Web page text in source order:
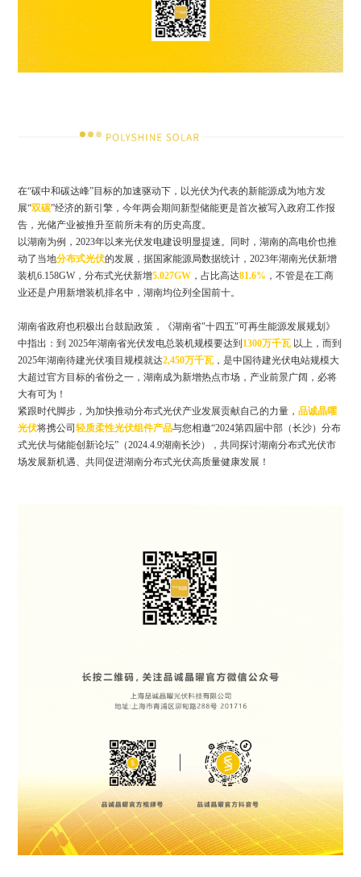
在“碳中和碳达峰”目标的加速驱动下，以光伏为代表的新能源成为地方发
展“双碳”经济的新引擎，今年两会期间新型储能更是首次被写入政府工作报
告，光储产业被推升至前所未有的历史高度。
以湖南为例，2023年以来光伏发电建设明显提速。同时，湖南的高电价也推
动了当地分布式光伏的发展，据国家能源局数据统计，2023年湖南光伏新增
装机6.158GW，分布式光伏新增5.027GW ，占比高达81.6% ，不管是在工商
业还是户用新增装机排名中，湖南均位列全国前十。
湖南省政府也积极出台鼓励政策，《湖南省"十四五"可再生能源发展规划》
中指出：到 2025年湖南省光伏发电总装机规模要达到1300万千瓦以上，而到
2025年湖南待建光伏项目规模就达2,450万千瓦，是中国待建光伏电站规模大
大超过官方目标的省份之一，湖南成为新增热点市场，产业前景广阔，必将
大有可为！
紧跟时代脚步，为加快推动分布式光伏产业发展贡献自己的力量，品诚晶曜
光伏将携公司轻质柔性光伏组件产品与您相邀“2024第四届中部（长沙）分布
式光伏与储能创新论坛”（2024.4.9湖南长沙），共同探讨湖南分布式光伏市
场发展新机遇、共同促进湖南分布式光伏高质量健康发展！
*城市
*区/县
推荐人
提交